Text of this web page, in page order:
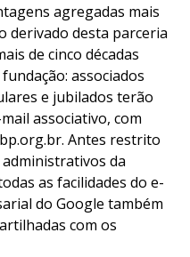
agregadas mais
derivado desta parceria
de cinco décadas
associados
e jubilados terão
associativo, com
Antes restrito
da
as facilidades do e-
do Google também
com os